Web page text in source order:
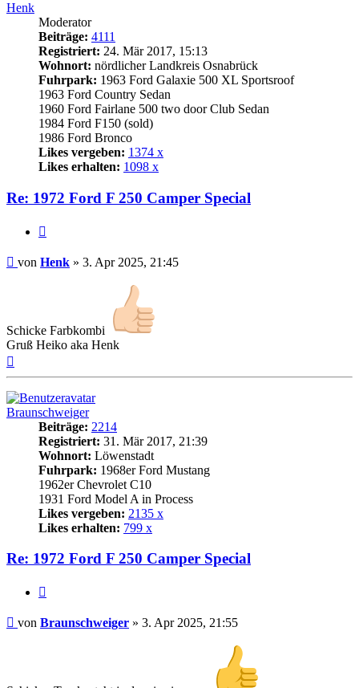
Henk
Moderator
Beiträge: 4111
Registriert: 24. Mär 2017, 15:13
Wohnort: nördlicher Landkreis Osnabrück
Fuhrpark: 1963 Ford Galaxie 500 XL Sportsroof
1963 Ford Country Sedan
1960 Ford Fairlane 500 two door Club Sedan
1984 Ford F150 (sold)
1986 Ford Bronco
Likes vergeben: 1374 x
Likes erhalten: 1098 x
Re: 1972 Ford F 250 Camper Special
Beitrag
von Henk » 3. Apr 2025, 21:45
Schicke Farbkombi
Gruß Heiko aka Henk
Braunschweiger
Beiträge: 2214
Registriert: 31. Mär 2017, 21:39
Wohnort: Löwenstadt
Fuhrpark: 1968er Ford Mustang
1962er Chevrolet C10
1931 Ford Model A in Process
Likes vergeben: 2135 x
Likes erhalten: 799 x
Re: 1972 Ford F 250 Camper Special
Beitrag
von Braunschweiger » 3. Apr 2025, 21:55